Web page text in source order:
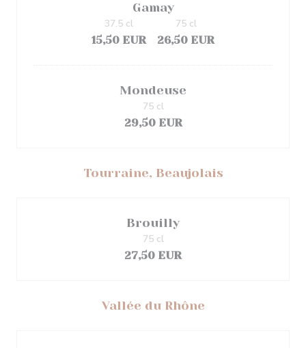
Gamay
15,50 EUR
37.5 cl
26,50 EUR
75 cl
Mondeuse
29,50 EUR
75 cl
Tourraine, Beaujolais
Brouilly
27,50 EUR
75 cl
Vallée du Rhône